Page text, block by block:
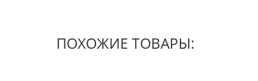
ПОХОЖИЕ ТОВАРЫ: